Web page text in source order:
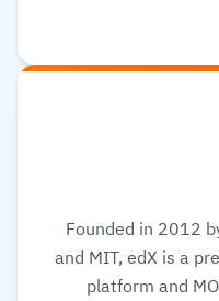
Founded in 2012
and MIT, edX is a
platform and